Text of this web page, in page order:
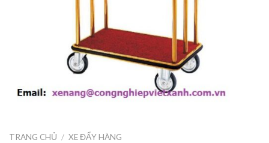
TRANG CHỦ / XE ĐẨY HÀNG